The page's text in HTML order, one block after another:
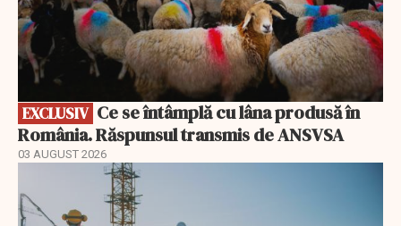
EXCLUSIV
România. Răspunsul transmis de ANSVSA
03 AUGUST 2026